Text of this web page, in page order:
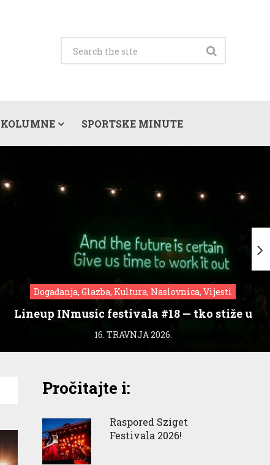
KOLUMNE SPORTSKE MINUTE
Događanja, Glazba, Kultura, Naslovnica, Vijesti
Lineup INmusic festivala #18 — tko stiže u
Zagreb?
16. TRAVNJA 2026.
Pročitajte i:
Raspored Sziget
Festivala 2026!